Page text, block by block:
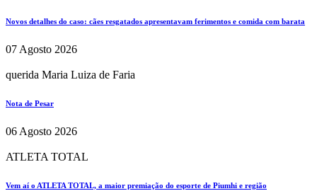
Novos detalhes do caso: cães resgatados apresentavam ferimentos e comida com barata
07 Agosto 2026
querida Maria Luiza de Faria
Nota de Pesar
06 Agosto 2026
ATLETA TOTAL
Vem aí o ATLETA TOTAL, a maior premiação do esporte de Piumhi e região